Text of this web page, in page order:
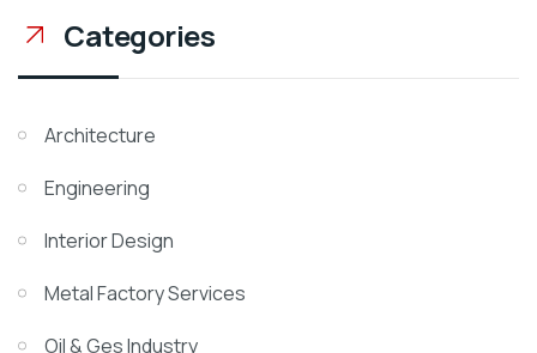
Categories
Architecture
Engineering
Interior Design
Metal Factory Services
Oil & Ges Industry